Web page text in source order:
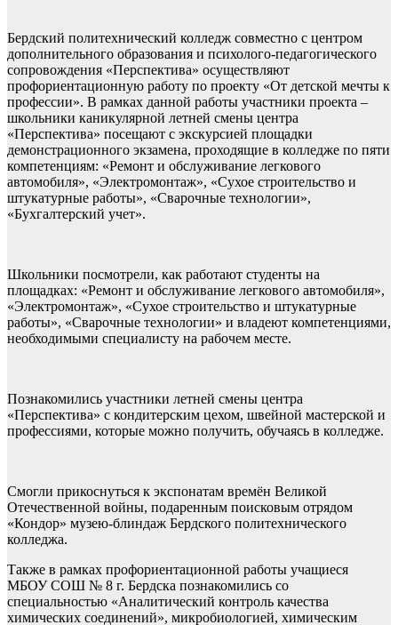
Бердский политехнический колледж совместно с центром
дополнительного образования и психолого-педагогического
сопровождения «Перспектива» осуществляют
профориентационную работу по проекту «От детской мечты к
профессии». В рамках данной работы участники проекта –
школьники каникулярной летней смены центра
«Перспектива» посещают с экскурсией площадки
демонстрационного экзамена, проходящие в колледже по пяти
компетенциям: «Ремонт и обслуживание легкового
автомобиля», «Электромонтаж», «Сухое строительство и
штукатурные работы», «Сварочные технологии»,
«Бухгалтерский учет».
Школьники посмотрели, как работают студенты на
площадках: «Ремонт и обслуживание легкового автомобиля»,
«Электромонтаж», «Сухое строительство и штукатурные
работы», «Сварочные технологии» и владеют компетенциями,
необходимыми специалисту на рабочем месте.
Познакомились участники летней смены центра
«Перспектива» с кондитерским цехом, швейной мастерской и
профессиями, которые можно получить, обучаясь в колледже.
Смогли прикоснуться к экспонатам времён Великой
Отечественной войны, подаренным поисковым отрядом
«Кондор» музею-блиндаж Бердского политехнического
колледжа.
Также в рамках профориентационной работы учащиеся
МБОУ СОШ № 8 г. Бердска познакомились со
специальностью «Аналитический контроль качества
химических соединений», микробиологией, химическим